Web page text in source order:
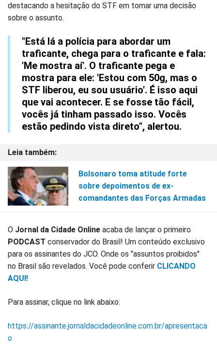
destacando a hesitação do STF em tomar uma decisão
sobre o assunto.
"Está lá a polícia para abordar um
traficante, chega para o traficante e fala:
'Me mostra aí'. O traficante pega e
mostra para ele: 'Estou com 50g, mas o
STF liberou, eu sou usuário'. É isso aqui
que vai acontecer. E se fosse tão fácil,
vocês já tinham passado isso. Vocês
estão pedindo vista direto", alertou.
Bolsonaro toma atitude forte
sobre depoimentos de ex-
comandantes das Forças Armadas
O Jornal da Cidade Online acaba de lançar o primeiro
PODCAST conservador do Brasil! Um conteúdo exclusivo
para os assinantes do JCO. Onde os "assuntos proibidos"
no Brasil são revelados. Você pode conferir CLICANDO
AQUI!
Para assinar, clique no link abaixo:
https://assinante.jornaldacidadeonline.com.br/apresentaca
o